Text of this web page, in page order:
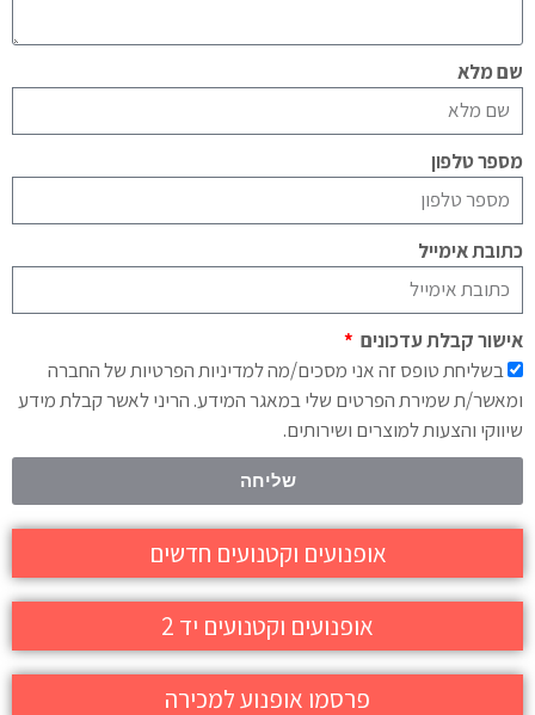
שם מלא
מספר טלפון
כתובת אימייל
אישור קבלת עדכונים
בשליחת טופס זה אני מסכים/מה למדיניות הפרטיות של החברה
ומאשר/ת שמירת הפרטים שלי במאגר המידע. הריני לאשר קבלת מידע
שיווקי והצעות למוצרים ושירותים.
שליחה
אופנועים וקטנועים חדשים
אופנועים וקטנועים יד 2
פרסמו אופנוע למכירה